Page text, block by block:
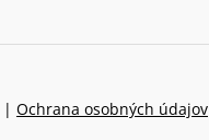
| Ochrana osobných údajov